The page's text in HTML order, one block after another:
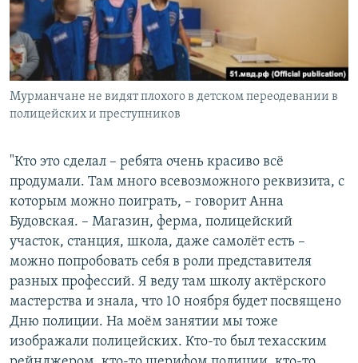
Мурманчане не видят плохого в детском переодевании в
полицейских и преступников
"Кто это сделал – ребята очень красиво всё
продумали. Там много всевозможного реквизита, с
которым можно поиграть, – говорит Анна
Будовская. – Магазин, ферма, полицейский
участок, станция, школа, даже самолёт есть –
можно попробовать себя в роли представителя
разных профессий. Я веду там школу актёрского
мастерства и знала, что 10 ноября будет посвящено
Дню полиции. На моём занятии мы тоже
изображали полицейских. Кто-то был техасским